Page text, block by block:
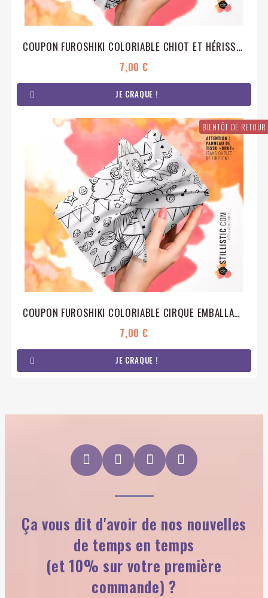
COUPON FUROSHIKI COLORIABLE CHIOT ET HÉRISSONS EMBALLAGE CADEAU COTON ÉCO-RESPONSABLE
7,00 €
JE CRAQUE !
BIENTÔT DE RETOUR
COUPON FUROSHIKI COLORIABLE CIRQUE EMBALLAGE CADEAU COTON ÉCO-RESPONSABLE
7,00 €
JE CRAQUE !
Ça vous dit d'avoir de nos nouvelles
de temps en temps
(et 10% sur votre première
commande) ?